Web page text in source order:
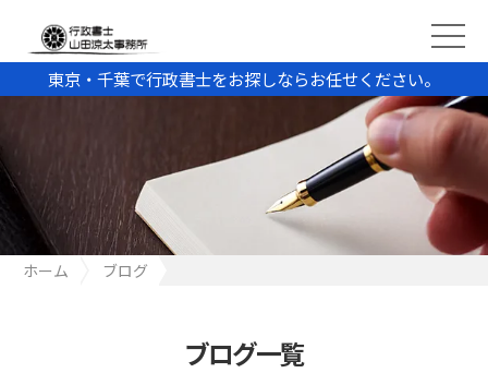
東京・千葉で行政書士をお探しならお任せください。
ホーム
ブログ
ブログ一覧